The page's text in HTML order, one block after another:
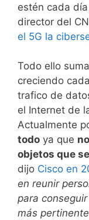
estén cada
director del
el 5G la
Todo ello
creciendo
trafico de
el Internet de
Actualmente
todo ya que
objetos que
dijo Cisco en
en reunir
para
más